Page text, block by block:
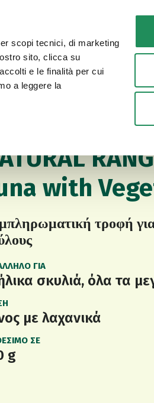
scopi tecnici, di marketing
sito, clicca su
e le finalità per cui
a leggere la
ΣΑΣ ΓΙΑ ΤΗ ΓΆΤΑ ΣΑΣ
with
τροφή για
ΓΙΑ
σκυλιά, όλα τα
με λαχανικά
ΣΕ
g